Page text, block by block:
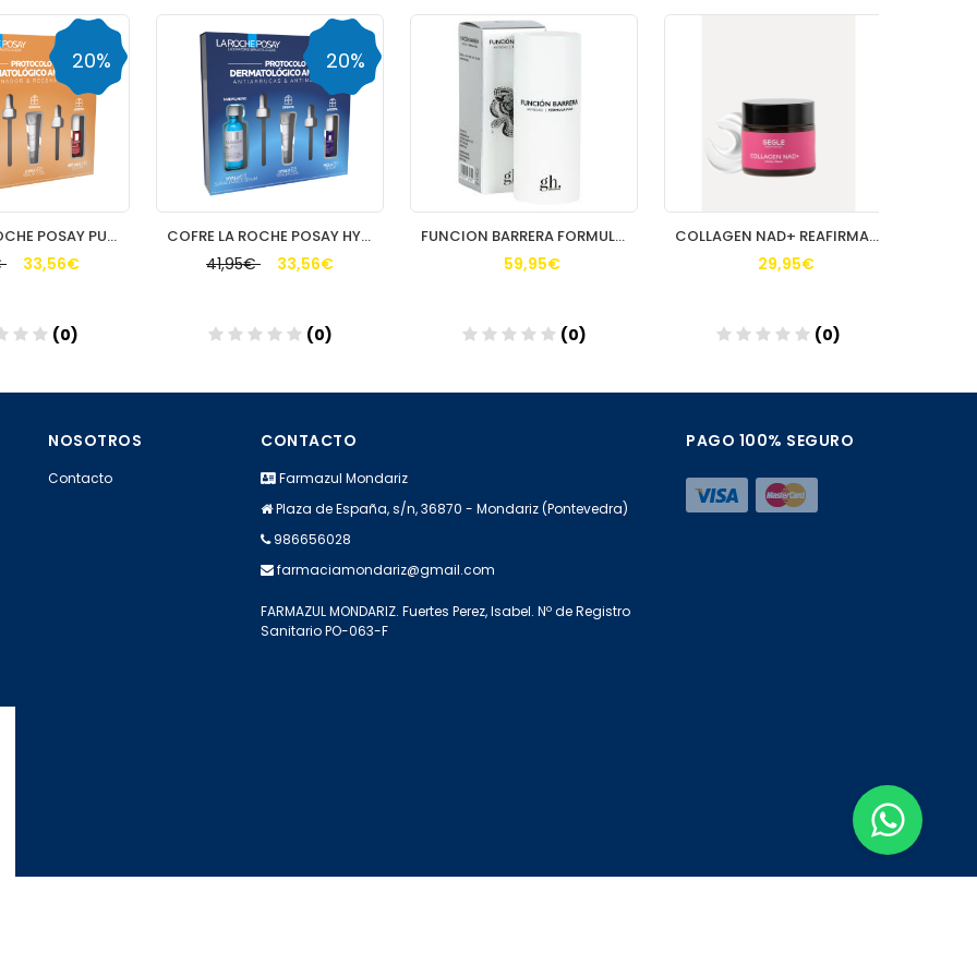
COFRE LA ROCHE POSAY PURE VITAMIN C10
20%
(0)
COFRE LA ROCHE POSAY HYALU B5
41,95€ 33,56€
20%
(0)
FUNCION BARRERA FORMULA PLUS GH 80 ML
59,95€
(0)
COLLAGEN NAD+ REAFIRMANTE REDENSIFICANTE SEGLE
29,95€
(0)
NOSOTROS
Contacto
CONTACTO
Farmazul Mondariz
Plaza de España, s/n, 36870 - Mondariz (Pontevedra)
986656028
farmaciamondariz@gmail.com
FARMAZUL MONDARIZ. Fuertes Perez, Isabel. Nº de Registro
Sanitario PO-063-F
PAGO 100% SEGURO